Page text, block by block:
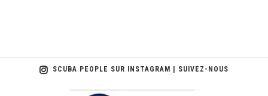
SCUBA PEOPLE SUR INSTAGRAM | SUIVEZ-NOUS